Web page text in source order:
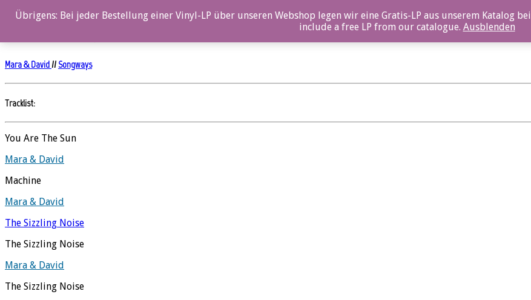
0%
Mara & David// Songways
Tracklist:
You Are The Sun
Mara & David
Machine
Mara & David
The Sizzling Noise
The Sizzling Noise
Mara & David
The Sizzling Noise
Übrigens: Bei jeder Bestellung einer Vinyl-LP über unseren Webshop legen wir eine Gratis-LP aus unserem Katalog
include a free LP from our catalogue. Ausblenden